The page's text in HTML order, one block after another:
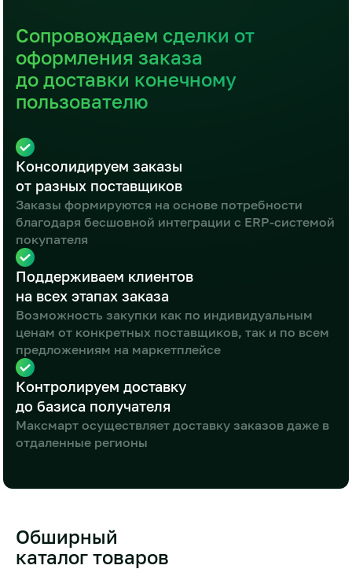
Сопровождаем сделки от
оформления заказа
до доставки конечному
пользователю
Консолидируем заказы
от разных поставщиков
Заказы формируются на основе потребности
благодаря бесшовной интеграции с ERP-системой
покупателя
Поддерживаем клиентов
на всех этапах заказа
Возможность закупки как по индивидуальным
ценам от конкретных поставщиков, так и по всем
предложениям на маркетплейсе
Контролируем доставку
до базиса получателя
Максмарт осуществляет доставку заказов даже в
отдаленные регионы
Обширный
каталог товаров